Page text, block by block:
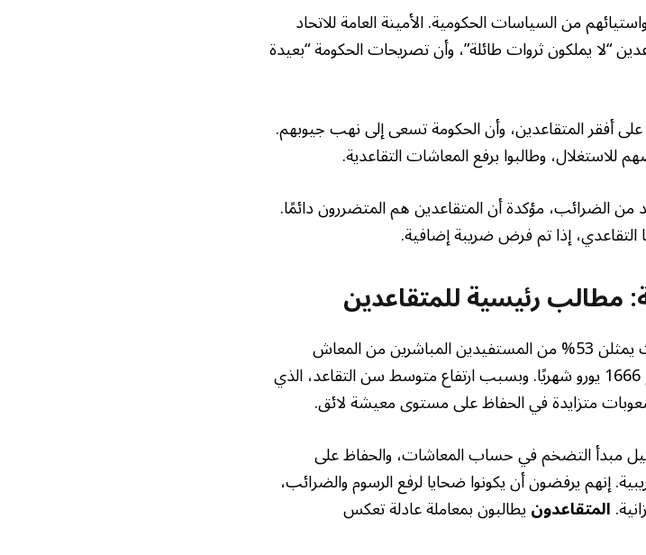
من السياسات الحكومية. الأمينة العامة للاتحاد
“لا يملكون ثروات طائلة”، وأن تصريحات الحكومة “بعيدة
على أفقر المتقاعدين، وأن الحكومة تسعى إلى نهب جيوبهم.
وطالبوا برفع المعاشات التقاعدية.
الضرائب، مؤكدة أن المتقاعدين هم المتضررون دائمًا.
إذا تم فرض ضريبة إضافية.
مطالب رئيسية للمتقاعدين
تشكل النساء أغلبية المتقاعدين في فرنسا، حيث يمثلن 53% من المستفيدين المباشرين من المعاش
التقاعدي. متوسط المعاش التقاعدي للنساء يبلغ 1666 يورو شهريًا. وبسبب ارتفاع متوسط سن التقاعد، الذي
مبدأ التضخم في حساب المعاشات، والحفاظ على
إنهم يرفضون أن يكونوا ضحايا لرفع الرسوم والضرائب،
المتقاعدونيطالبون بمعاملة عادلة تعكس